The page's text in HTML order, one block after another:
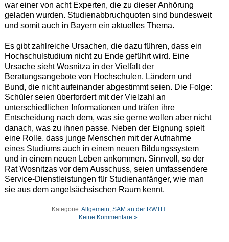
war einer von acht Experten, die zu dieser Anhörung
geladen wurden. Studienabbruchquoten sind bundesweit
und somit auch in Bayern ein aktuelles Thema.
Es gibt zahlreiche Ursachen, die dazu führen, dass ein
Hochschulstudium nicht zu Ende geführt wird. Eine
Ursache sieht Wosnitza in der Vielfalt der
Beratungsangebote von Hochschulen, Ländern und
Bund, die nicht aufeinander abgestimmt seien. Die Folge:
Schüler seien überfordert mit der Vielzahl an
unterschiedlichen Informationen und träfen ihre
Entscheidung nach dem, was sie gerne wollen aber nicht
danach, was zu ihnen passe. Neben der Eignung spielt
eine Rolle, dass junge Menschen mit der Aufnahme
eines Studiums auch in einem neuen Bildungssystem
und in einem neuen Leben ankommen. Sinnvoll, so der
Rat Wosnitzas vor dem Ausschuss, seien umfassendere
Service-Dienstleistungen für Studienanfänger, wie man
sie aus dem angelsächsischen Raum kennt.
Kategorie:Allgemein, SAM an der RWTH
Keine Kommentare »